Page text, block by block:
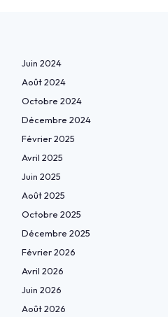
Juin 2024
Août 2024
Octobre 2024
Décembre 2024
Février 2025
Avril 2025
Juin 2025
Août 2025
Octobre 2025
Décembre 2025
Février 2026
Avril 2026
Juin 2026
Août 2026